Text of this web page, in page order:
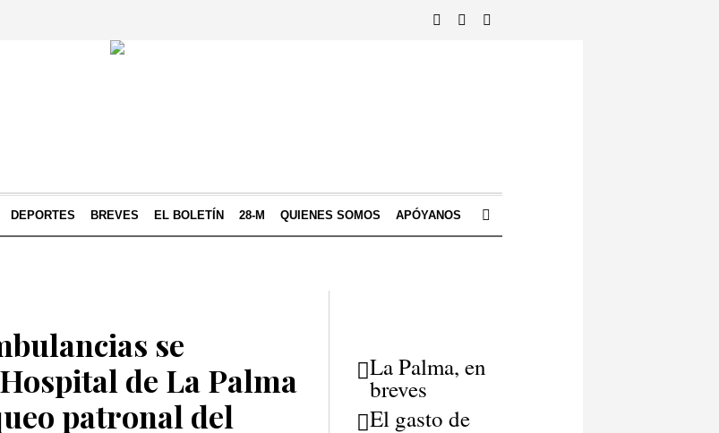
DEPORTES BREVES EL BOLETÍN 28-M QUIENES SOMOS APÓYANOS
se
de La Palma
patronal del
La Palma, en
breves
El gasto de